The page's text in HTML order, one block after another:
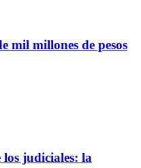
judiciales: la
mil millones de pesos